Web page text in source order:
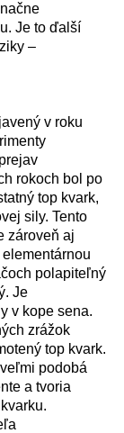
Je to ďalší
–
v roku
rokoch bol po
top kvark,
sily. Tento
zároveň aj
polapiteľný
Je
v kope sena.
zrážok
top kvark.
podobá
a tvoria